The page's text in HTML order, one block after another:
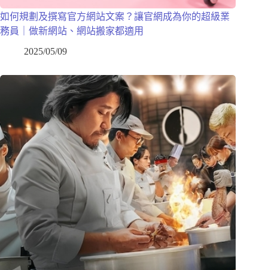
如何規劃及撰寫官方網站文案？讓官網成為你的超級業
務員｜做新網站、網站搬家都適用
2025/05/09